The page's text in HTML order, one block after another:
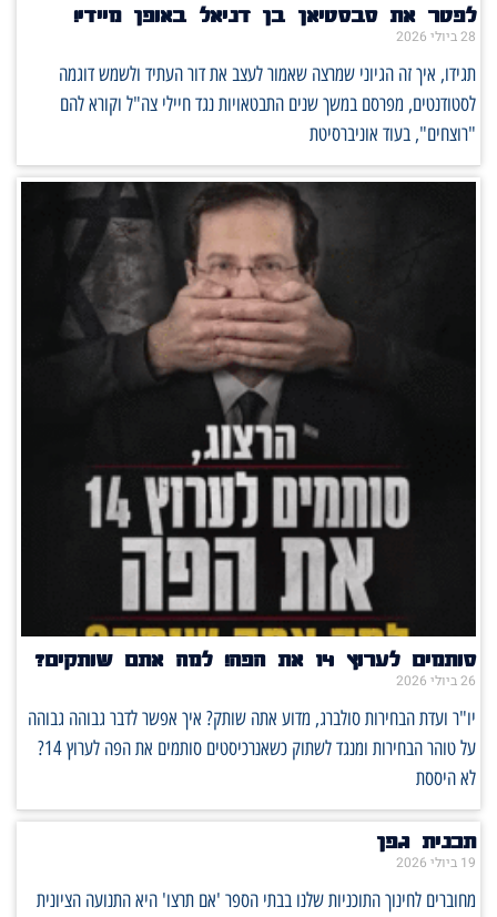
לפטר את סבסטיאן בן דניאל באופן מיידי!
28 ביולי 2026
תגידו, איך זה הגיוני שמרצה שאמור לעצב את דור העתיד ולשמש דוגמה
לסטודנטים, מפרסם במשך שנים התבטאויות נגד חיילי צה"ל וקורא להם
"רוצחים", בעוד אוניברסיטת
סותמים לערוץ 14 את הפה! למה אתם שותקים?
26 ביולי 2026
יו"ר ועדת הבחירות סולברג, מדוע אתה שותק? איך אפשר לדבר גבוהה גבוהה
על טוהר הבחירות ומנגד לשתוק כשאנרכיסטים סותמים את הפה לערוץ 14?
לא היססת
תכנית גפן
19 ביולי 2026
מחוברים לחינוך התוכניות שלנו בבתי הספר 'אם תרצו' היא התנועה הציונית